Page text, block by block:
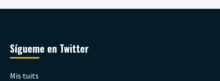
Sígueme en Twitter
Mis tuits